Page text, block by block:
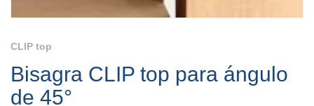
CLIP top
Bisagra CLIP top para ángulo
de 45°